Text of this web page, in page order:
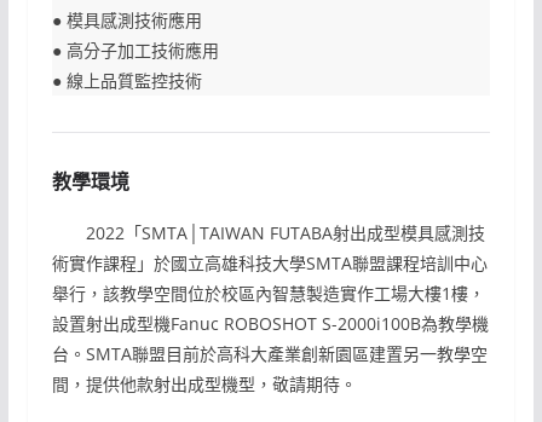
● 模具感測技術應用
● 高分子加工技術應用
● 線上品質監控技術
教學環境
2022「SMTA│TAIWAN FUTABA射出成型模具感測技
術實作課程」於國立高雄科技大學SMTA聯盟課程培訓中心
舉行，該教學空間位於校區內智慧製造實作工場大樓1樓，
設置射出成型機Fanuc ROBOSHOT S-2000i100B為教學機
台。SMTA聯盟目前於高科大產業創新園區建置另一教學空
間，提供他款射出成型機型，敬請期待。